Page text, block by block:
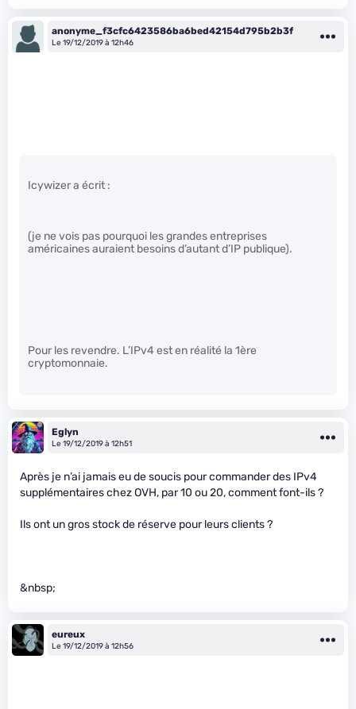
anonyme_f3cfc6423586ba6bed42154d795b2b3f
Le 19/12/2019 à 12h46
Icywizer a écrit :
(je ne vois pas pourquoi les grandes entreprises
américaines auraient besoins d’autant d’IP publique).
Pour les revendre. L’IPv4 est en réalité la 1ère
cryptomonnaie.
Eglyn
Le 19/12/2019 à 12h51
Après je n’ai jamais eu de soucis pour commander des IPv4
supplémentaires chez OVH, par 10 ou 20, comment font-ils ?
Ils ont un gros stock de réserve pour leurs clients ?
&nbsp;
eureux
Le 19/12/2019 à 12h56